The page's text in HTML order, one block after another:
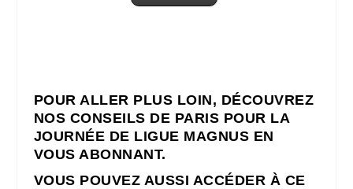
POUR ALLER PLUS LOIN, DÉCOUVREZ
NOS CONSEILS DE PARIS POUR LA
JOURNÉE DE LIGUE MAGNUS EN
VOUS ABONNANT.
VOUS POUVEZ AUSSI ACCÉDER À CE